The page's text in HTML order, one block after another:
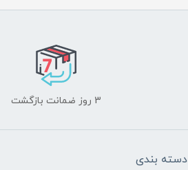
3 روز ضمانت بازگشت
دسته بندی